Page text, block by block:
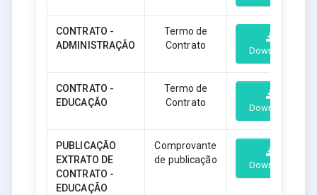
CONTRATO -
ADMINISTRAÇÃO
Termo de
Contrato
Download
CONTRATO -
EDUCAÇÃO
Termo de
Contrato
Download
PUBLICAÇÃO
EXTRATO DE
CONTRATO -
EDUCAÇÃO
Comprovante
de publicação
Download